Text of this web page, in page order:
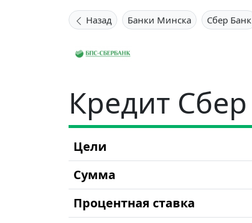
Назад Банки Минска Сбер Банк
Кредит
Цели
Сумма
Процентная ставка